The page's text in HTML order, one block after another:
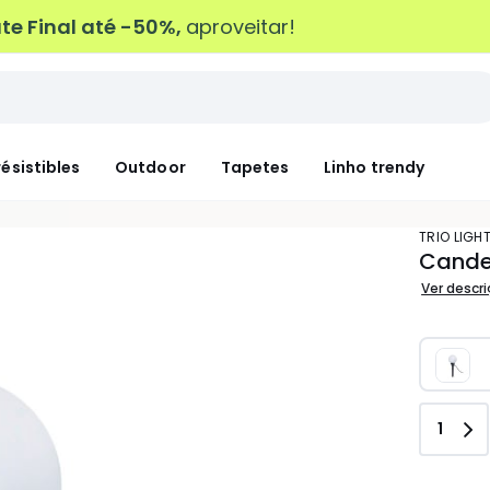
Final até -50%, aproveitar!
Outdoor Tapetes Linho trendy
TRIO
Ver
1